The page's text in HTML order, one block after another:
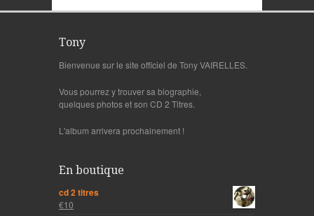
Tony
Bienvenue sur le site officiel de Tony VAIRELLES.
Vous pourrez y trouver sa biographie,
quelques photos et son CD 2 Titres.
L'album arrivera prochainement !
En boutique
cd 2 titres
€10